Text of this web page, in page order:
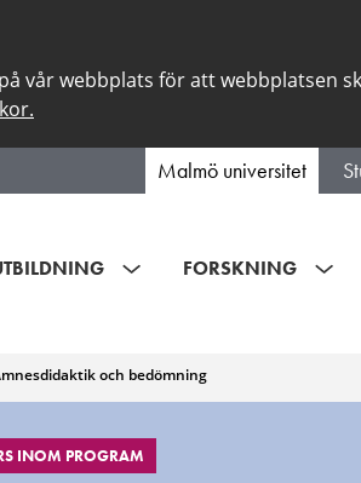
vår webbplats för att webbplatsen
Malmö universitet
FORSKNING
och bedömning
INOM PROGRAM